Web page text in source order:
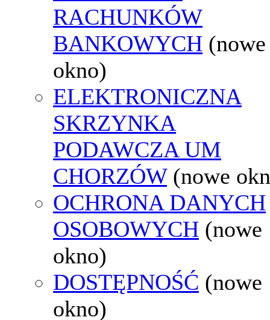
RACHUNKÓW
BANKOWYCH (nowe
okno)
ELEKTRONICZNA
SKRZYNKA
PODAWCZA UM
CHORZÓW (nowe
OCHRONA DANYCH
OSOBOWYCH (nowe
okno)
DOSTĘPNOŚĆ (nowe
okno)